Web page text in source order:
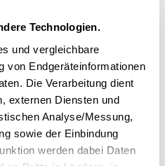
Technologien.
und vergleichbare
von Endgeräteinformationen
Die Verarbeitung dient
externen Diensten und
Analyse/Messung,
sowie der Einbindung
werden dabei Daten